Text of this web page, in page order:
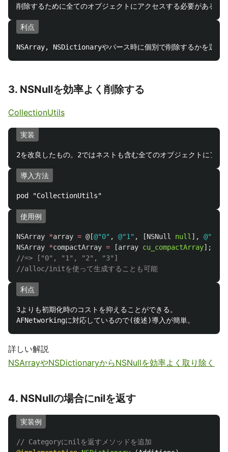
利点
3. NSNullを効率よく削除する
CollectionUtils
実装
導入方法
使用例
NSArray *array = @[@"0" , @"1" , [NSNull null ], @"2"
NSArray *compactArray = [array cu_compactArray];
//=> ["0", "1", "2", "3"]
//alloc/initを使って生成することも可能
利点
3よりも初期化時のコストを抑えることができる。
詳しい解説
NSArrayやNSDictionaryからNSNullを効率よく取り除く
4. NSNullの場合にnilを返す
実装例
// Categoryにnilを返すメソッドを追加